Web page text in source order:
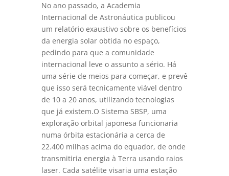
No ano passado, a Academia
Internacional de Astronáutica publicou
um relatório exaustivo sobre os benefícios
da energia solar obtida no espaço,
pedindo para que a comunidade
internacional leve o assunto a sério. Há
uma série de meios para começar, e prevê
que isso será tecnicamente viável dentro
de 10 a 20 anos, utilizando tecnologias
que já existem.O Sistema SBSP, uma
exploração orbital japonesa funcionaria
numa órbita estacionária a cerca de
22.400 milhas acima do equador, de onde
transmitiria energia à Terra usando raios
laser. Cada satélite visaria uma estação